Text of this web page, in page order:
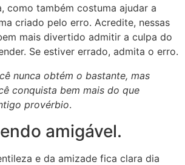
como também costuma ajudar a
criado pelo erro. Acredite, nessas
mais divertido admitir a culpa do
Se estiver errado, admita o erro.
nunca obtém o bastante, mas
conquista bem mais do que
provérbio.
amigável.
e da amizade fica clara dia